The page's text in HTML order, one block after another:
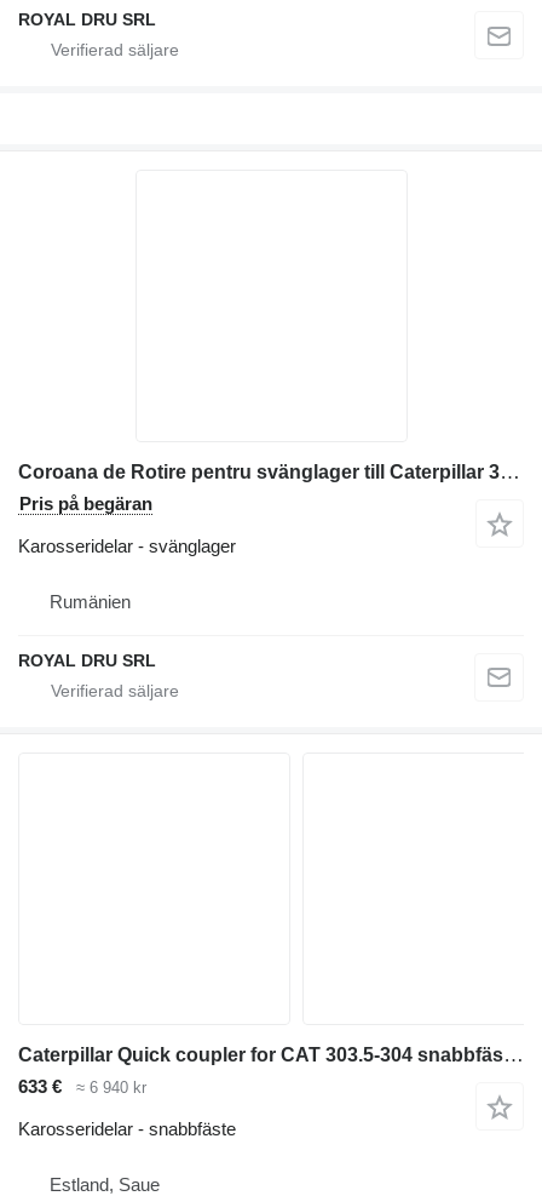
ROYAL DRU SRL
Coroana de Rotire pentru svänglager till Caterpillar 303.5C entreprenadmaskiner
Pris på begäran
Karosseridelar - svänglager
Rumänien
ROYAL DRU SRL
Caterpillar Quick coupler for CAT 303.5-304 snabbfäste till Caterpillar 303.5-304 minigrävare
633 € ≈ 6 940 kr
Karosseridelar - snabbfäste
Estland, Saue